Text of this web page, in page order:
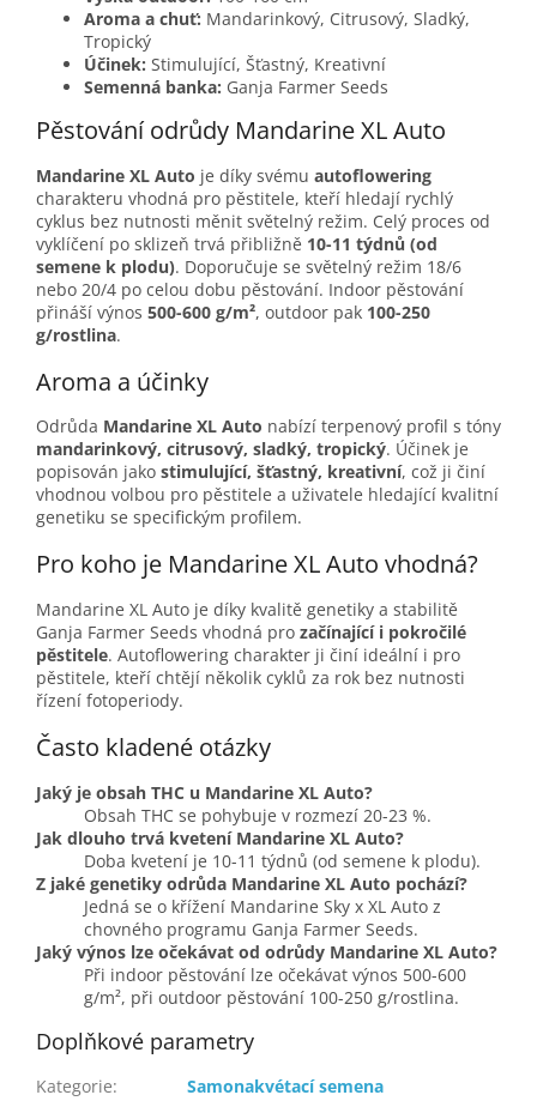
Aroma a chuť: Mandarinkový, Citrusový, Sladký,
Tropický
Účinek: Stimulující, Šťastný, Kreativní
Semenná banka: Ganja Farmer Seeds
Pěstování odrůdy Mandarine XL Auto
Mandarine XL Auto je díky svému autoflowering
charakteru vhodná pro pěstitele, kteří hledají rychlý
cyklus bez nutnosti měnit světelný režim. Celý proces od
vyklíčení po sklizeň trvá přibližně 10-11 týdnů (od
semene k plodu). Doporučuje se světelný režim 18/6
nebo 20/4 po celou dobu pěstování. Indoor pěstování
přináší výnos 500-600 g/m², outdoor pak 100-250
g/rostlina.
Aroma a účinky
Odrůda Mandarine XL Auto nabízí terpenový profil s tóny
mandarinkový, citrusový, sladký, tropický. Účinek je
popisován jako stimulující, šťastný, kreativní, což ji činí
vhodnou volbou pro pěstitele a uživatele hledající kvalitní
genetiku se specifickým profilem.
Pro koho je Mandarine XL Auto vhodná?
Mandarine XL Auto je díky kvalitě genetiky a stabilitě
Ganja Farmer Seeds vhodná pro začínající i pokročilé
pěstitele. Autoflowering charakter ji činí ideální i pro
pěstitele, kteří chtějí několik cyklů za rok bez nutnosti
řízení fotoperiody.
Často kladené otázky
Jaký je obsah THC u Mandarine XL Auto?
Obsah THC se pohybuje v rozmezí 20-23 %.
Jak dlouho trvá kvetení Mandarine XL Auto?
Doba kvetení je 10-11 týdnů (od semene k plodu).
Z jaké genetiky odrůda Mandarine XL Auto pochází?
Jedná se o křížení Mandarine Sky x XL Auto z
chovného programu Ganja Farmer Seeds.
Jaký výnos lze očekávat od odrůdy Mandarine XL Auto?
Při indoor pěstování lze očekávat výnos 500-600
g/m², při outdoor pěstování 100-250 g/rostlina.
Doplňkové parametry
Kategorie:
Samonakvétací semena